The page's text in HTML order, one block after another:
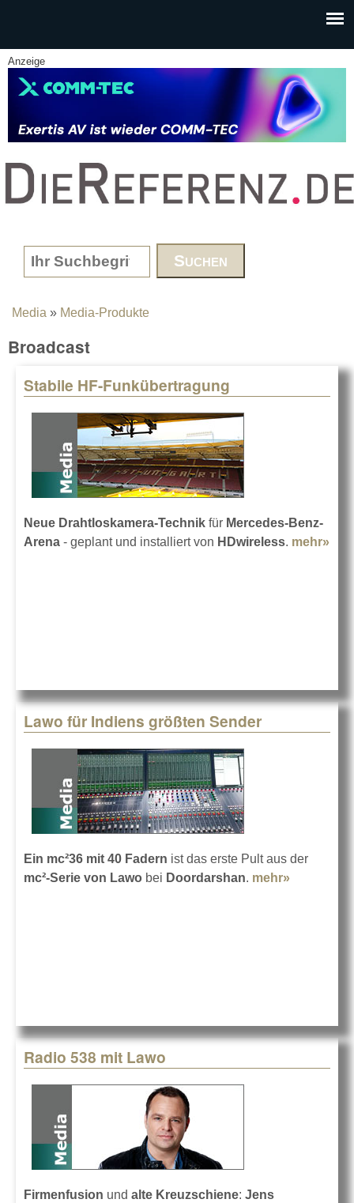
Anzeige
www.DieReferenz.de
Search form
You are here
Media » Media-Produkte
Broadcast
Stabile HF-Funkübertragung
Neue Drahtloskamera-Technik für Mercedes-Benz-
Arena - geplant und installiert von HDwireless. mehr»
Lawo für Indiens größten Sender
Ein mc²36 mit 40 Fadern ist das erste Pult aus der
mc²-Serie von Lawo bei Doordarshan. mehr»
Radio 538 mit Lawo
Firmenfusion und alte Kreuzschiene: Jens
Pages